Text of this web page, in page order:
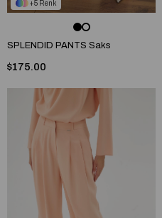
5
SPLENDID PANTS Saks
$175.00